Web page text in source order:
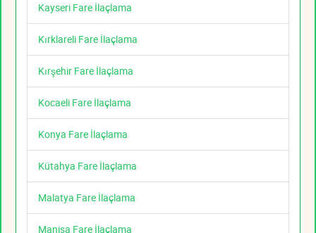
Kayseri Fare İlaçlama
Kırklareli Fare İlaçlama
Kırşehir Fare İlaçlama
Kocaeli Fare İlaçlama
Konya Fare İlaçlama
Kütahya Fare İlaçlama
Malatya Fare İlaçlama
Manisa Fare İlaçlama